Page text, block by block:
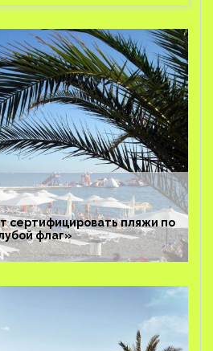
сертифицировать пляжи по
флаг»